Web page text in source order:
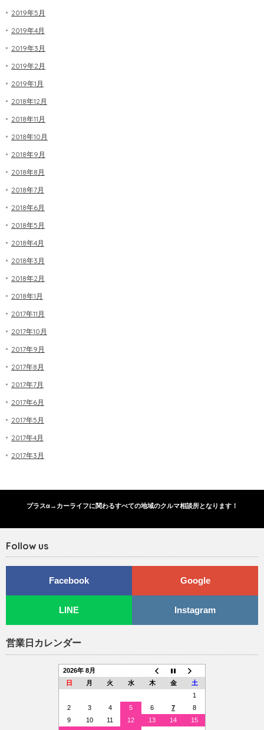
2019年5月
2019年4月
2019年3月
2019年2月
2019年1月
2018年12月
2018年11月
2018年10月
2018年9月
2018年8月
2018年7月
2018年6月
2018年5月
2018年4月
2018年3月
2018年2月
2018年1月
2017年11月
2017年10月
2017年9月
2017年8月
2017年7月
2017年6月
2017年5月
2017年4月
2017年3月
プラスα→カーライフに関わるすべての地域のクルマ相談所となります！
Follow us
Facebook Google
LINE Instagram
営業日カレンダー
2026年 8月
日
月 火 水 木 金
土
1
2
3 4 5 6 7
8
9
10 11 12 13 14
15